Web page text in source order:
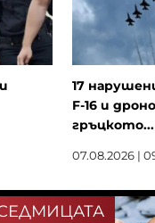
17
F-16 и
гръцкото...
07.08.2026 |